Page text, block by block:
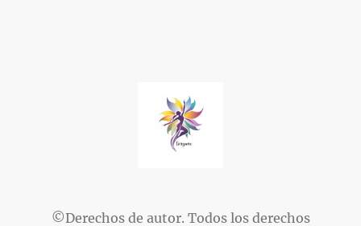
©Derechos de autor. Todos los derechos